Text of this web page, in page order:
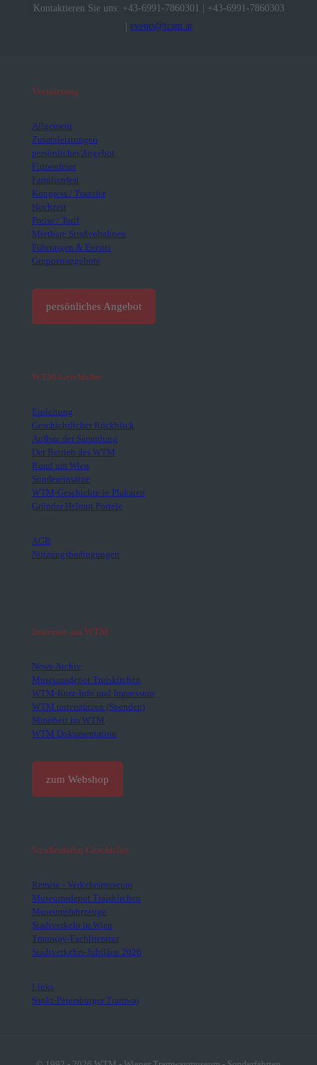
Kontaktieren Sie uns: +43-6991-7860301 | +43-6991-7860303
| events@tram.at
Vermietung
Allgemein
Zusatzleistungen
persönliches Angebot
Firmenfeier
Familienfest
Kongress / Transfer
Hochzeit
Preise / Tarif
Mietbare Straßenbahnen
Führungen & Events
Gruppenangebote
persönliches Angebot
WTM-Geschichte
Einleitung
Geschichtlicher Rückblick
Aufbau der Sammlung
Der Betrieb des WTM
Rund um Wien
Sondereinsätze
WTM-Geschichte in Plakaten
Gründer Helmut Portele
AGB
Nutzungsbedingungen
Interesse am WTM
News-Archiv
Museumsdepot Traiskirchen
WTM-Kurz-Info und Impressum
WTM unterstützen (Spenden)
Mitarbeit im WTM
WTM Dokumentation
zum Webshop
Straßenbahn-Geschichte
Remise - Verkehrsmuseum
Museumsdepot Traiskirchen
Museumsfahrzeuge
Stadtverkehr in Wien
Tramway-Fachliteratur
Stadtverkehrs-Jubiläen 2026
Links
Sankt-Petersburger Tramwaj